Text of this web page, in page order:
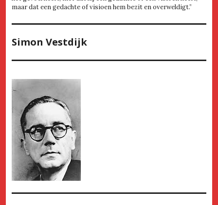
maar dat een gedachte of visioen hem bezit en overweldigt.”
Simon Vestdijk